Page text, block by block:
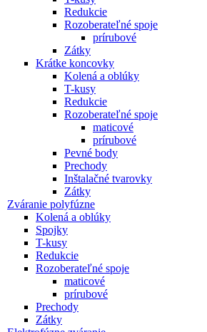
Redukcie
Rozoberateľné spoje
prírubové
Zátky
Krátke koncovky
Kolená a oblúky
T-kusy
Redukcie
Rozoberateľné spoje
maticové
prírubové
Pevné body
Prechody
Inštalačné tvarovky
Zátky
Zváranie polyfúzne
Kolená a oblúky
Spojky
T-kusy
Redukcie
Rozoberateľné spoje
maticové
prírubové
Prechody
Zátky